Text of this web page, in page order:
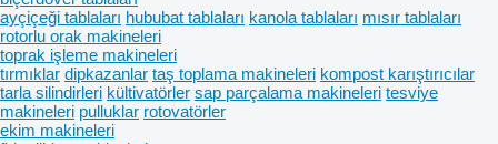
ayçiçeği tablaları hububat tablaları kanola tablaları mısır tablaları
rotorlu orak makineleri
toprak işleme makineleri
tırmıklar dipkazanlar taş toplama makineleri kompost karıştırıcılar
tarla silindirleri kültivatörler sap parçalama makineleri tesviye
makineleri pulluklar rotovatörler
ekim makineleri